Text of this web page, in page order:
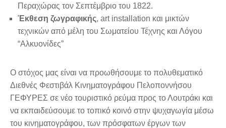
Περαχώρας τον Σεπτέμβριο του 1822.
Έκθεση ζωγραφικής, art installation και μικτών
τεχνικών από μέλη του Σωματείου Τέχνης και Λόγου
“Αλκυονίδες”
Ο στόχος μας είναι να προωθήσουμε το πολυθεματικό
Διεθνές Φεστιβάλ Κινηματογράφου Πελοποννήσου
ΓΕΦΥΡΕΣ σε νέο τουριστικό ρεύμα προς το Λουτράκι και
να εκπαιδεύσουμε το τοπικό κοινό στην ψυχαγωγία μέσω
του κινηματογράφου, των πρόσφατων έργων των